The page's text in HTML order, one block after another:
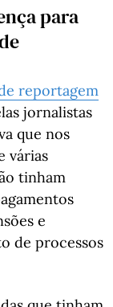
para
reportagem
jornalistas
que nos
várias
tinham
e
de processos